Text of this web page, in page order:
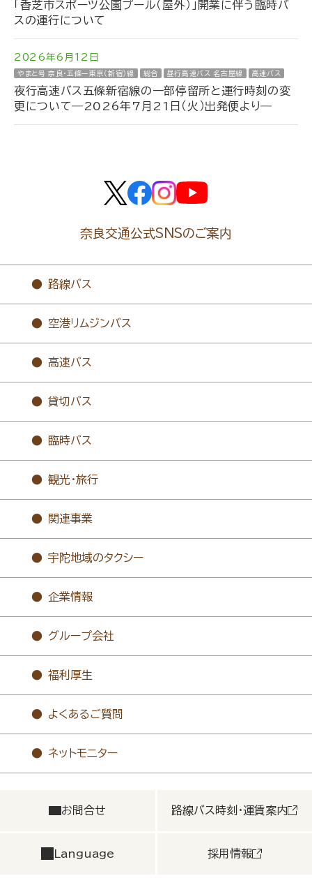
「香芝市スポーツ公園プール（屋外）」開業に伴う臨時バ
スの運行について
2026年6月12日
やまと号 奈良・五條ー東京（新宿）線 総合 昼行高速バス 名古屋線 高速バス
夜行高速バス五條新宿線の一部停留所と運行時刻の変
更について―2026年7月21日（火）出発便より―
奈良交通公式SNSのご案内
路線バス
空港リムジンバス
高速バス
貸切バス
臨時バス
観光・旅行
関連事業
宇陀地域のタクシー
企業情報
グループ会社
福利厚生
よくあるご質問
ネットモニター
お問合せ 路線バス時刻・運賃案内
Language 採用情報